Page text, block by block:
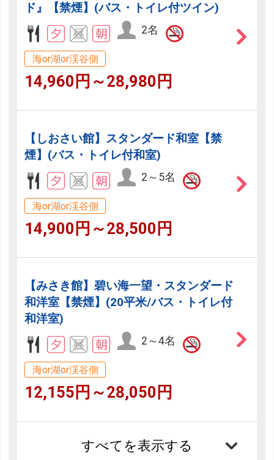
ド』【禁煙】(バス・トイレ付ツイン)
2名
海or湖or渓谷側
14,960円～28,980円
【しおさい館】スタンダード和室【禁
煙】(バス・トイレ付和室)
2～5名
海or湖or渓谷側
14,900円～28,500円
【みさき館】碧い海一望・スタンダード
和洋室【禁煙】(20平米/バス・トイレ付
和洋室)
2～4名
海or湖or渓谷側
12,155円～28,050円
すべてを表示する